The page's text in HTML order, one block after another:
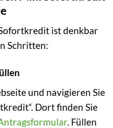
ist denkbar
Schritten:
und navigieren Sie
Dort finden Sie
. Füllen